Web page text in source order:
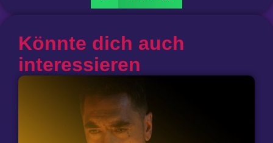
Könnte dich auch
interessieren